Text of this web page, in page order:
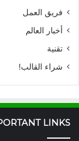
فريق العمل
أخبار العالم
تقنية
شراء القالب!
LINKS